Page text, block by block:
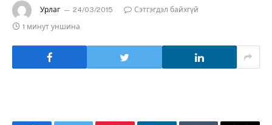
Урлаг 24/03/2015
Сэтгэгдэл байхгүй
1 минут уншина